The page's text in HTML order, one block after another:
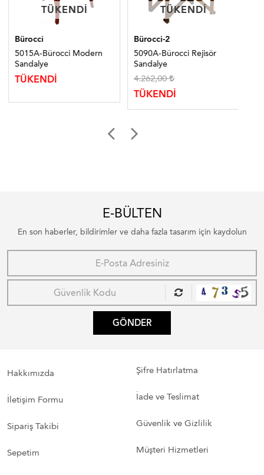
TÜKENDI
TÜKENDI
Bürocci
5015A-Bürocci Modern
Sandalye
TÜKENDİ
TÜKENDI
TÜKENDI
Bürocci-2
5090A-Bürocci Rejisör
Sandalye
4.262,00
TÜKENDİ
E-BÜLTEN
En son haberler, bildirimler ve daha fazla tasarım için kaydolun
GÖNDER
Hakkımızda
İletişim Formu
Sipariş Takibi
Sepetim
Şifre Hatırlatma
İade ve Teslimat
Güvenlik ve Gizlilik
Müşteri Hizmetleri